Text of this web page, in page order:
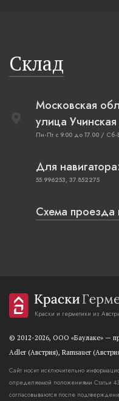
Склад
Московская
улица
Пн-Пт с 9.00 до 17.00 / Сб-
Для навигатора:
55.996253, 37.852275
Схема проезда
Краски и герметики из
© 2012-2026, OOO «Баулаке» —
Adler (Австрия), Ramsauer
Сайт носит исключительно
определяемой положениями Статьи
согласовываются после